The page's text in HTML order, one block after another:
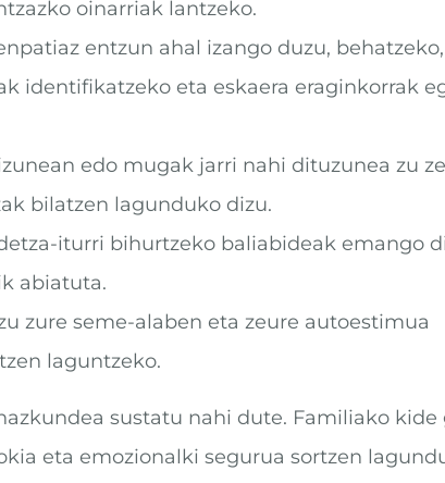
oinarriak lantzeko.
entzun ahal izango duzu, behatzeko,
identifikatzeko eta eskaera eraginkorrak
edo mugak jarri nahi dituzunea zu
bilatzen lagunduko dizu.
iturri bihurtzeko baliabideak emango
abiatuta.
zure seme-alaben eta zeure autoestimua
laguntzeko.
sustatu nahi dute. Familiako kide
eta emozionalki segurua sortzen